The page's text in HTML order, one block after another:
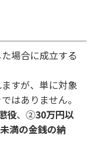
場合に成立する
すが、単に対象
はありません。
役、②30万円以
満の金銭の納